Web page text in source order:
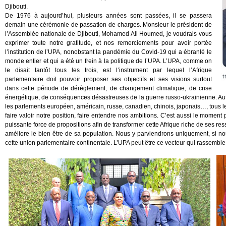
Djibouti.
De 1976 à aujourd’hui, plusieurs années sont passées, il se passera
demain une cérémonie de passation de charges. Monsieur le président de
l’Assemblée nationale de Djibouti, Mohamed Ali Houmed, je voudrais vous
exprimer toute notre gratitude, et nos remerciements pour avoir portée
l’institution de l’UPA, nonobstant la pandémie du Covid-19 qui a ébranlé le
monde entier et qui a été un frein à la politique de l’UPA. L’UPA, comme on
le disait tantôt tous les trois, est l’instrument par lequel l’Afrique
parlementaire doit pouvoir proposer ses objectifs et ses visions surtout
dans cette période de dérèglement, de changement climatique, de crise
énergétique, de conséquences désastreuses de la guerre russo-ukrainienne.
les parlements européen, américain, russe, canadien, chinois, japonais…, tous
faire valoir notre position, faire entendre nos ambitions. C’est aussi le
puissante force de propositions afin de transformer cette Afrique riche de ses
améliore le bien être de sa population. Nous y parviendrons uniquement, si
cette union parlementaire continentale. L’UPA peut être ce vecteur qui